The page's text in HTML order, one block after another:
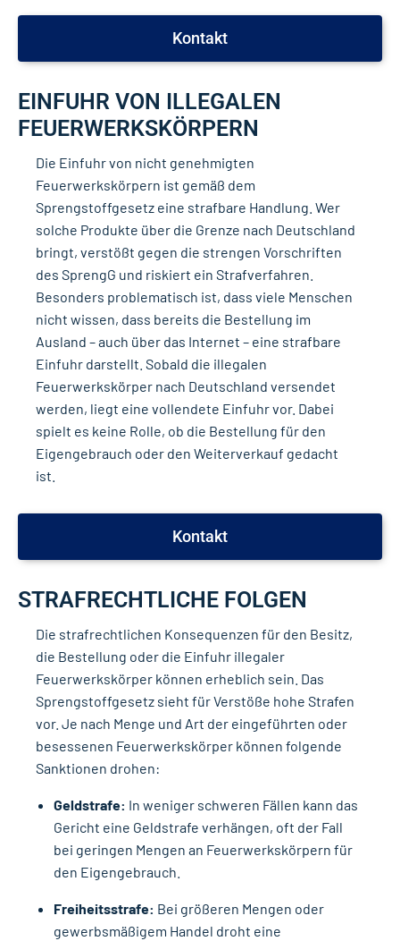
Kontakt
EINFUHR VON ILLEGALEN
FEUERWERKSKÖRPERN
Die Einfuhr von nicht genehmigten
Feuerwerkskörpern ist gemäß dem
Sprengstoffgesetz eine strafbare Handlung. Wer
solche Produkte über die Grenze nach Deutschland
bringt, verstößt gegen die strengen Vorschriften
des SprengG und riskiert ein Strafverfahren.
Besonders problematisch ist, dass viele Menschen
nicht wissen, dass bereits die Bestellung im
Ausland – auch über das Internet – eine strafbare
Einfuhr darstellt. Sobald die illegalen
Feuerwerkskörper nach Deutschland versendet
werden, liegt eine vollendete Einfuhr vor. Dabei
spielt es keine Rolle, ob die Bestellung für den
Eigengebrauch oder den Weiterverkauf gedacht
ist.
Kontakt
STRAFRECHTLICHE FOLGEN
Die strafrechtlichen Konsequenzen für den Besitz,
die Bestellung oder die Einfuhr illegaler
Feuerwerkskörper können erheblich sein. Das
Sprengstoffgesetz sieht für Verstöße hohe Strafen
vor. Je nach Menge und Art der eingeführten oder
besessenen Feuerwerkskörper können folgende
Sanktionen drohen:
Geldstrafe: In weniger schweren Fällen kann das
Gericht eine Geldstrafe verhängen, oft der Fall
bei geringen Mengen an Feuerwerkskörpern für
den Eigengebrauch.
Freiheitsstrafe: Bei größeren Mengen oder
gewerbsmäßigem Handel droht eine